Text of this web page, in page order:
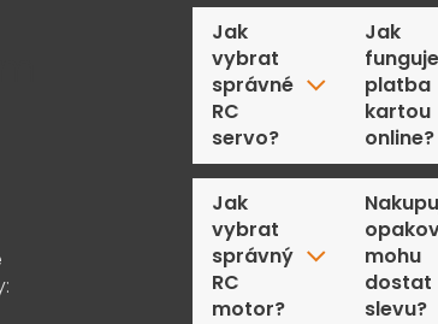
Jak
vybrat
správné
RC
servo?
Jak
vybrat
správný
RC
motor?
Jak
funguje
platba
kartou
online?
mohu
dostat
slevu?